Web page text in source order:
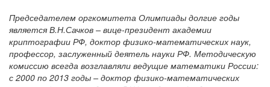
Председателем оргкомитета Олимпиады долгие годы
является В.Н.Сачков – вице-президент академии
криптографии РФ, доктор физико-математических наук,
профессор, заслуженный деятель науки РФ. Методическую
комиссию всегда возглавляли ведущие математики России:
с 2000 по 2013 годы – доктор физико-математических